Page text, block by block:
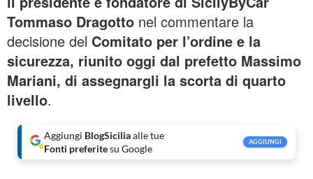
Tommaso Dragotto nel commentare la
decisione del Comitato per l’ordine e la
sicurezza, riunito oggi dal prefetto Massimo
Mariani, di assegnargli la scorta di quarto
livello.
Aggiungi BlogSiciliaalle tue
Fonti preferitesu Google
AGGIUNGI